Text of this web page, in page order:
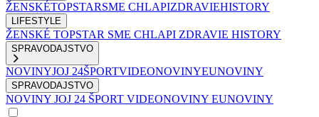
ŽENSKÉTOPSTARSME CHLAPIZDRAVIEHISTORY
LIFESTYLE
ŽENSKÉ TOPSTAR SME CHLAPI ZDRAVIE HISTORY
SPRAVODAJSTVO
NOVINYJOJ 24ŠPORTVIDEONOVINYEUNOVINY
SPRAVODAJSTVO
NOVINY JOJ 24 ŠPORT VIDEONOVINY EUNOVINY